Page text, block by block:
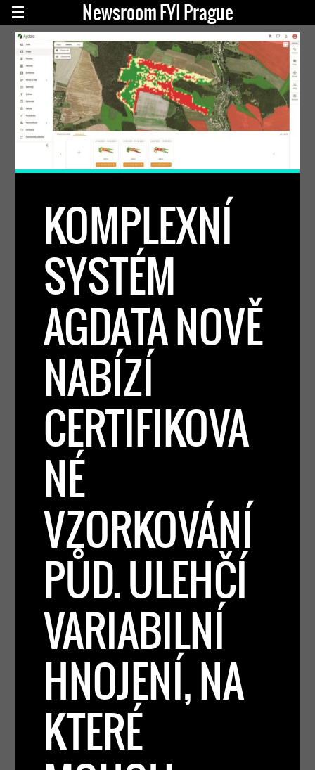
Newsroom FYI Prague
KOMPLEXNÍ
SYSTÉM
AGDATA NOVĚ
NABÍZÍ
CERTIFIKOVA
NÉ
VZORKOVÁNÍ
PŮD. ULEHČÍ
VARIABILNÍ
HNOJENÍ, NA
KTERÉ